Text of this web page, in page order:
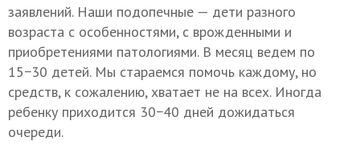
заявлений. Наши подопечные — дети разного
возраста с особенностями, с врожденными и
приобретениями патологиями. В месяц ведем по
15−30 детей. Мы стараемся помочь каждому, но
средств, к сожалению, хватает не на всех. Иногда
ребенку приходится 30−40 дней дожидаться
очереди.